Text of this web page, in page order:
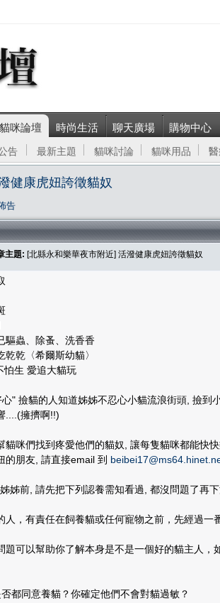
貓咪論壇 時尚生活 聊天廣場 購物中心
告 最新主題 貓咪討論 貓咪用品
健康虎妞誇徵貓奴
告
主題: [北縣永和樂華夜市附近] 活潑健康虎妞誇徵貓奴
驅蟲、除蚤、洗香香
乾乾〈希爾斯幼貓〉
怕生 愛追大貓玩
" 撿貓的人知道姊姊不忍心小貓流浪街頭, 撿
....(擁擠啊!!)
貓咪們找到疼愛他們的貓奴, 讓每隻貓咪都能快
的朋友, 請直接email 到
姊前, 請先把下列認養需知看過, 都沒問題了再
人，有責任在飼養貓或任何寵物之前，先經過一
題可以幫助你了解本身是不是一個好的貓主人，
都同意養貓？你確定他們不會對貓過敏？